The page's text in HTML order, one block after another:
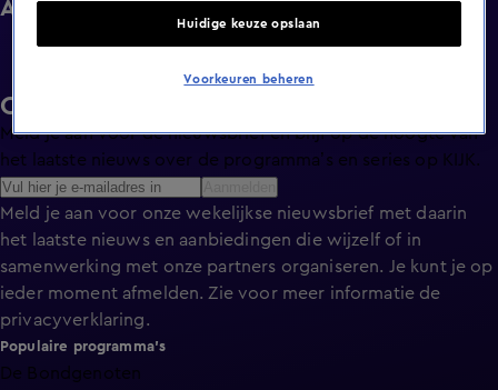
Afleveringen
Ontvang de KIJK-nieuwsbrief
Meld je aan voor de nieuwsbrief en blijf op de hoogte van
het laatste nieuws over de programma’s en series op KIJK.
Meld je aan voor onze wekelijkse nieuwsbrief met daarin
het laatste nieuws en aanbiedingen die wijzelf of in
samenwerking met onze partners organiseren. Je kunt je op
ieder moment afmelden. Zie voor meer informatie de
privacyverklaring.
Populaire programma's
De Bondgenoten
Huidige keuze opslaan
Voorkeuren beheren